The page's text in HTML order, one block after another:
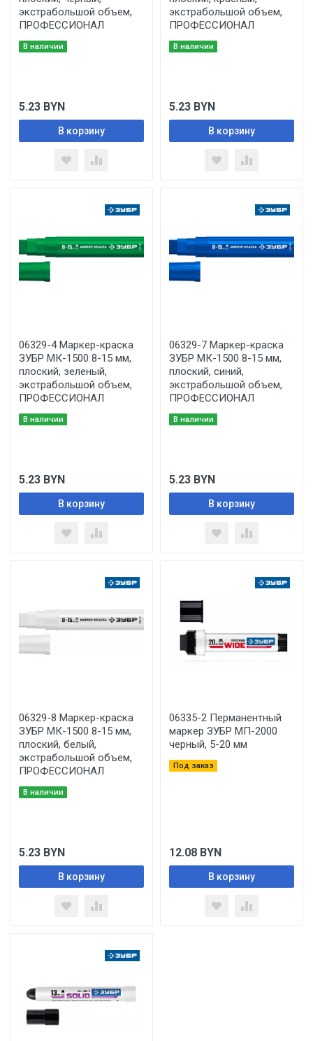
экстрабольшой объем,
ПРОФЕССИОНАЛ
В наличии
5.23 BYN
В корзину
экстрабольшой объем,
ПРОФЕССИОНАЛ
В наличии
5.23 BYN
В корзину
06329-4 Маркер-краска
ЗУБР МК-1500 8-15 мм,
плоский, зеленый,
экстрабольшой объем,
ПРОФЕССИОНАЛ
В наличии
5.23 BYN
В корзину
06329-7 Маркер-краска
ЗУБР МК-1500 8-15 мм,
плоский, синий,
экстрабольшой объем,
ПРОФЕССИОНАЛ
В наличии
5.23 BYN
В корзину
06329-8 Маркер-краска
ЗУБР МК-1500 8-15 мм,
плоский, белый,
экстрабольшой объем,
ПРОФЕССИОНАЛ
В наличии
5.23 BYN
В корзину
06335-2 Перманентный
маркер ЗУБР МП-2000
черный, 5-20 мм
Под заказ
12.08 BYN
В корзину